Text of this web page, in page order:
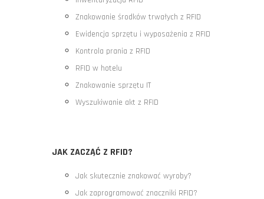
Znakowanie środków trwałych z RFID
Ewidencja sprzętu i wyposażenia z RFID
Kontrola prania z RFID
RFID w hotelu
Znakowanie sprzętu IT
Wyszukiwanie akt z RFID
JAK ZACZĄĆ Z RFID?
Jak skutecznie znakować wyroby?
Jak zaprogramować znaczniki RFID?